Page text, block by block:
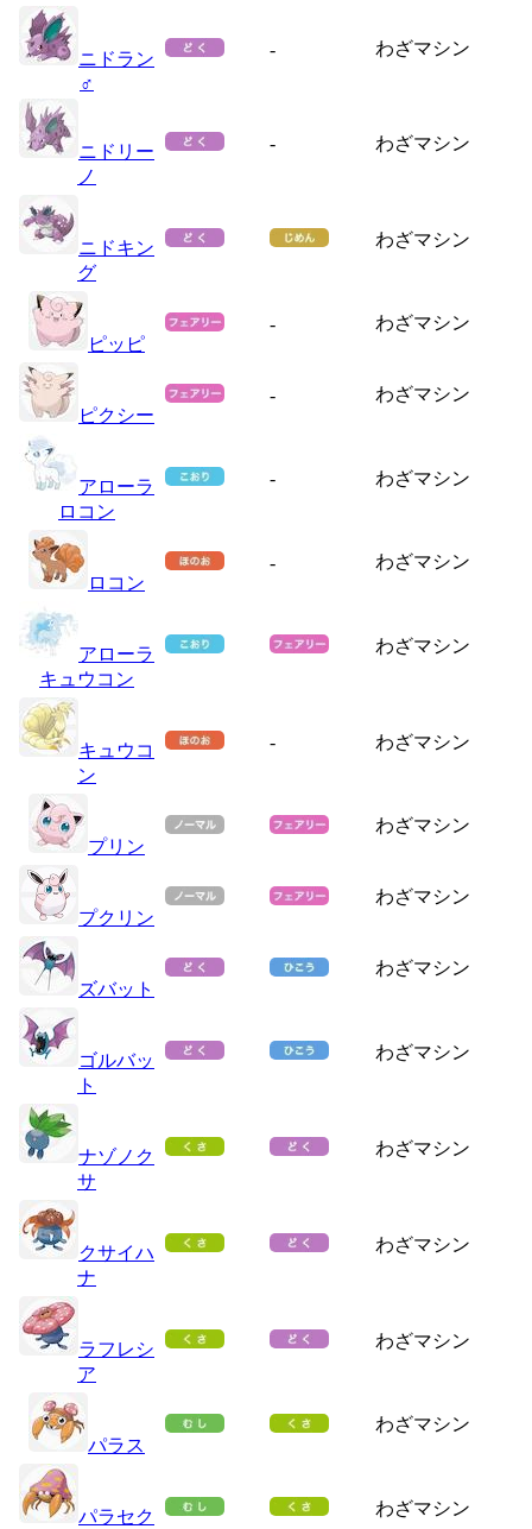
ニドラン
♂
- わざマシン
ニドリー
ノ
- わざマシン
ニドキン
グ
わざマシン
ピッピ
- わざマシン
ピクシー
- わざマシン
アローラ
ロコン
- わざマシン
ロコン
- わざマシン
アローラ
キュウコン
わざマシン
キュウコ
ン
- わざマシン
プリン
わざマシン
プクリン
わざマシン
ズバット
わざマシン
ゴルバッ
ト
わざマシン
ナゾノク
サ
わざマシン
クサイハ
ナ
わざマシン
ラフレシ
ア
わざマシン
パラス
わざマシン
パラセク
わざマシン